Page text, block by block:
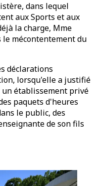
dans lequel
aux Sports et aux
la charge, Mme
mécontentement du
déclarations
lorsqu'elle a justifié
établissement privé
paquets d'heures
le public, des
de son fils